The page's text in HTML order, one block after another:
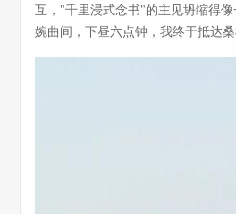
互，"千里浸式念书"的主见坍缩得
婉曲间，下昼六点钟，我终于抵达桑